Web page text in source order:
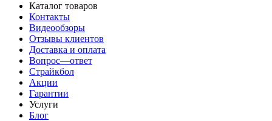
Каталог товаров
Контакты
Видеообзоры
Отзывы клиентов
Доставка и оплата
Вопрос—ответ
Страйкбол
Акции
Гарантии
Услуги
Блог